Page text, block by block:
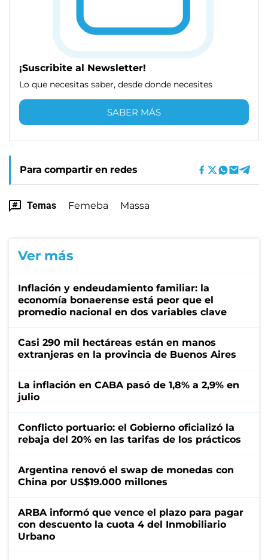
¡Suscribite al Newsletter!
Lo que necesitas saber, desde donde necesites
SABER MÁS
Para compartir en redes
Temas Femeba Massa
Ver más
Inflación y endeudamiento familiar: la
economía bonaerense está peor que el
promedio nacional en dos variables clave
Casi 290 mil hectáreas están en manos
extranjeras en la provincia de Buenos Aires
La inflación en CABA pasó de 1,8% a 2,9% en
julio
Conflicto portuario: el Gobierno oficializó la
rebaja del 20% en las tarifas de los prácticos
Argentina renovó el swap de monedas con
China por US$19.000 millones
ARBA informó que vence el plazo para pagar
con descuento la cuota 4 del Inmobiliario
Urbano